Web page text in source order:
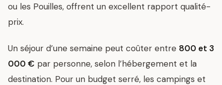
ou les Pouilles, offrent un excellent rapport qualité-
prix.
Un séjour d’une semaine peut coûter entre 800 et 3
000 € par personne, selon l’hébergement et la
destination. Pour un budget serré, les campings et